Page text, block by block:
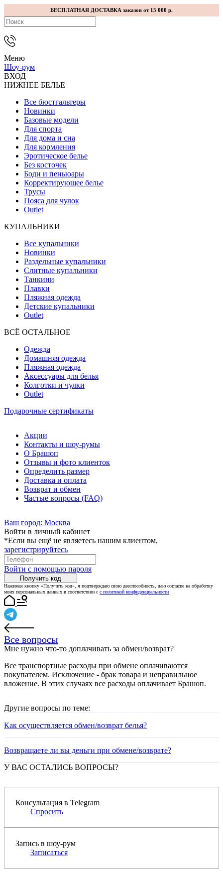
БЕСПЛАТНАЯ ДОСТАВКА заказов от 15 000 р.
Меню
Шоу-рум
ВХОД
НИЖНЕЕ БЕЛЬЕ
Все бюстгальтеры
Новинки
Базовые модели
Для спорта
Для дома и сна
Для кормления
Эротическое белье
Без косточек
Боди и пеньюары
Корректирующее белье
Трусы
Пояса для чулок
Outlet
КУПАЛЬНИКИ
Все купальники
Новинки
Раздельные купальники
Слитные купальники
Танкини
Плавки
Пляжная одежда
Детские купальники
Outlet
ВCЁ ОСТАЛЬНОЕ
Одежда
Домашняя одежда
Пляжная одежда
Аксессуары для белья
Колготки и чулки
Outlet
Подарочные сертификаты
Акции
Контакты и шоу-румы
О Брашоп
Отзывы и фото клиенток
Определить размер
Доставка и оплата
Возврат и обмен
Частые вопросы (FAQ)
Ваш город: Москва
Войти в личный кабинет
*Если вы ещё не являетесь нашим клиентом,
зарегистрируйтесь
Войти с помощью пароля
Получить код
Нажимая кнопку «Получить код», я подтверждаю свою дееспособность, даю согласие на обработку
моих персональных данных в соответствии с с политикой конфиденциальности
Все вопросы
Мне нужно что-то доплачивать за обмен/возврат?
Все транспортные расходы при обмене оплачиваются
покупателем. Исключение - брак товара и неправильное
вложение. В этих случаях все расходы оплачивает Брашоп.
Другие вопросы по теме:
Как осуществляется обмен/возврат белья?
Возвращаете ли вы деньги при обмене/возврате?
У ВАС ОСТАЛИСЬ ВОПРОСЫ?
Консультация в Telegram
Спросить
Запись в шоу-рум
Записаться